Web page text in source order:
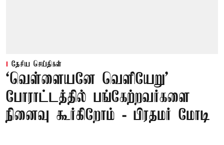
தேசிய செய்திகள்
‘வெள்ளையனே வெளியேறு’
போராட்டத்தில் பங்கேற்றவர்களை
நினைவு கூர்கிறோம் - பிரதமர் மோடி